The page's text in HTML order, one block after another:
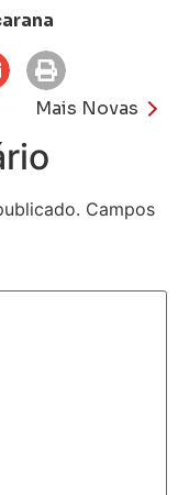
Mais Novas
Campos